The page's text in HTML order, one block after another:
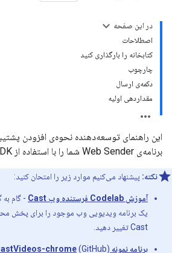
در این صفحه
اصطلاحات
کتابخانه را بارگذاری کنید
چارچوب
دکمه‌ی ارسال
مقداردهی اولیه
برنامه‌ی Web Sender شما را با استفاده از Cast SDK شرح می‌دهد.
نکته: پیشنهاد می‌کنیم موارد زیر را امتحان کنید:
آموزش Codelab فرستنده وب Cast
- گام به
Cast تغییر دهید.
برنامه نمونه CastVideos-chrome